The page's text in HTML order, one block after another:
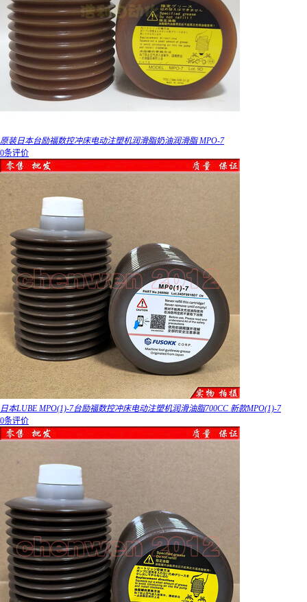
原装日本台励福数控冲床电动注塑机润滑脂奶油润滑脂 MPO-7
0条评价
日本LUBE MPO(1)-7台励福数控冲床电动注塑机润滑油脂700CC 新款MPO(1)-7
0条评价